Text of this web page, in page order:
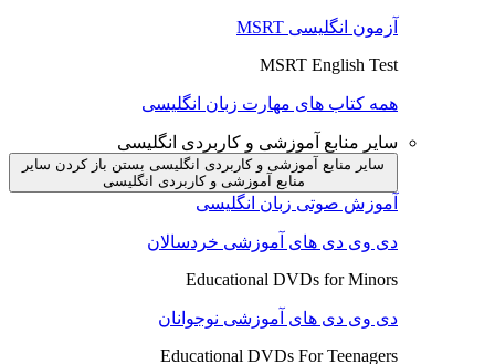
آزمون انگلیسی MSRT
MSRT English Test
همه کتاب های مهارت زبان انگلیسی
سایر منابع آموزشی و کاربردی انگلیسی
سایر منابع آموزشی و کاربردی انگلیسی بستن باز کردن سایر
منابع آموزشی و کاربردی انگلیسی
آموزش صوتی زبان انگلیسی
دی وی دی های آموزشی خردسالان
Educational DVDs for Minors
دی وی دی های آموزشی نوجوانان
Educational DVDs For Teenagers